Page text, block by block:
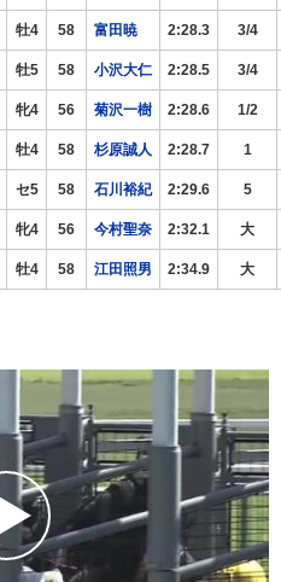
牡4 58 富田暁 2:28.3 3/4
牡5 58 小沢大仁 2:28.5 3/4
牝4 56 菊沢一樹 2:28.6 1/2
牡4 58 杉原誠人 2:28.7 1
セ5 58 石川裕紀 2:29.6 5
牝4 56 今村聖奈 2:32.1 大
牡4 58 江田照男 2:34.9 大